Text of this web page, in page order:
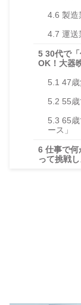
4.6 製造
4.7 運送
5 30代で
OK！大器
5.1 47歳
5.2 55
5.3 65
ース」
6 仕事で何
って挑戦し